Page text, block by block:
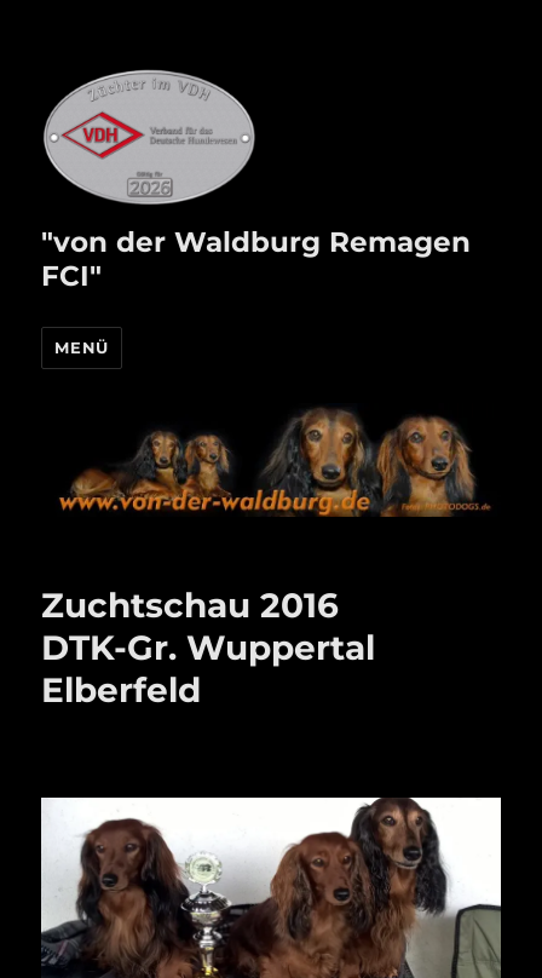
"von der Waldburg Remagen
FCI"
MENÜ
Zuchtschau 2016
DTK-Gr. Wuppertal
Elberfeld